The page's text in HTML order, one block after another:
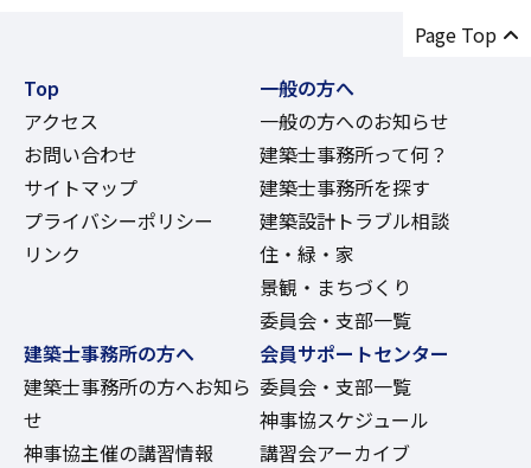
Page Top
Top
アクセス
お問い合わせ
サイトマップ
プライバシーポリシー
リンク
一般の方へ
一般の方へのお知らせ
建築士事務所って何？
建築士事務所を探す
建築設計トラブル相談
住・緑・家
景観・まちづくり
委員会・支部一覧
建築士事務所の方へ
建築士事務所の方へお知ら
せ
神事協主催の講習情報
会員サポートセンター
委員会・支部一覧
神事協スケジュール
講習会アーカイブ